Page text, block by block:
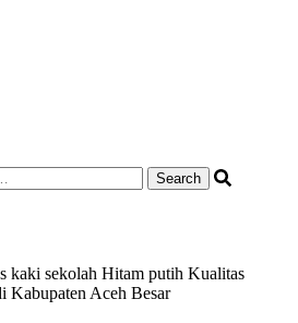
kaki sekolah Hitam putih Kualitas
Kabupaten Aceh Besar